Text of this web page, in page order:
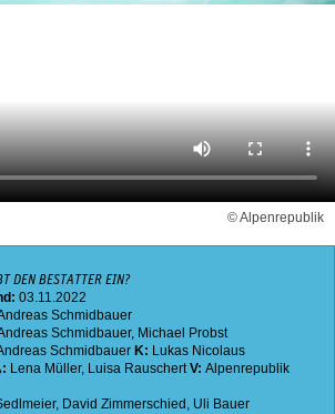
© Alpenrepublik
DEN BESTATTER EIN?
03.11.2022
Schmidbauer
Schmidbauer, Michael Probst
Schmidbauer K: Lukas Nicolaus
Lena Müller, Luisa Rauschert V: Alpenrepublik
, David Zimmerschied , Uli Bauer